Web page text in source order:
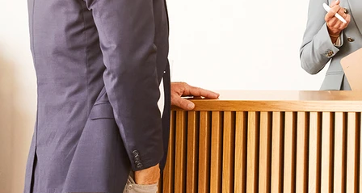
Behandlungsfelder
Therapien
Symptome & Beschwerden
Selbsttests
Presse
Bewertungen
Karriere
Unternehmensfakten